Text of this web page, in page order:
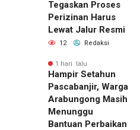
Tegaskan Proses
Perizinan Harus
Lewat Jalur Resmi
12 Redaksi
1 hari lalu
Hampir Setahun
Pascabanjir, Warga
Arabungong Masih
Menunggu
Bantuan Perbaikan